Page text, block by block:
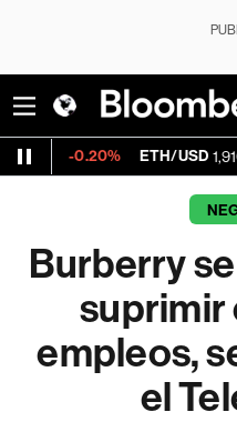
ETH/USD 1,916.843 -
Burberry
suprimir
empleos,
el